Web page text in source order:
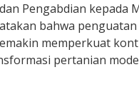
Pengabdian kepada
bahwa
memperkuat
pertanian